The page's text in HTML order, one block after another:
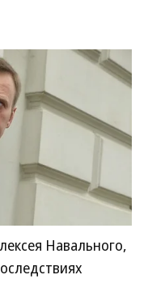
Навального,